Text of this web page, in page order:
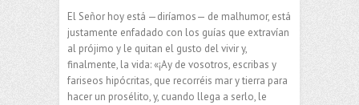
El Señor hoy está —diríamos— de malhumor, está
justamente enfadado con los guías que extravían
al prójimo y le quitan el gusto del vivir y,
finalmente, la vida: «¡Ay de vosotros, escribas y
fariseos hipócritas, que recorréis mar y tierra para
hacer un prosélito, y, cuando llega a serlo, le